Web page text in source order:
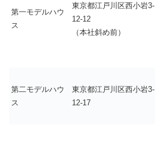
第一モデルハウ
ス
東京都江戸川区西小岩3-
12-12
（本社斜め前）
第二モデルハウ
ス
東京都江戸川区西小岩3-
12-17